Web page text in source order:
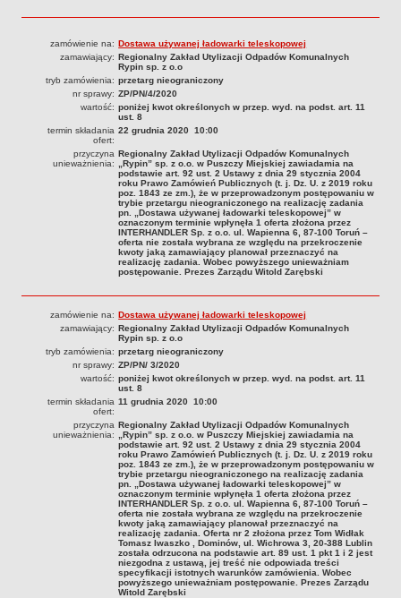
KOMUNIKATY
Informacje i komunikaty
Plany postępowań o UZP
Platforma zakupowa
Zamówienia publiczne
950 lat
DZIAŁALNOŚĆ SPÓŁKI
Historia Zakładu
Wojewódzki Fundusz Ochrony Środowiska i Gospodarki Wodnej w
Toruniu
Europejski Fundndusz Rozwoju Regionalnego
TRYB ROZPATRYWANIA SPRAW
Sposoby przyjmowania i załatwiania spraw
CENNIK USŁUG
Cennik za przyjęcie i utylizację odpadów
Cennik za transport odpadów
REGULAMINY I WZORY DOKUMENTÓW
Regulamin Spółki
Wzory dokumentów
Informacje dla sygnalistów
HARMONOGRAMY WYWOZU
Gmina Miasta Rypin
zamówienie na: Dostawa używanej ładowarki teleskopowej
zamawiający: Regionalny Zakład Utylizacji Odpadów Komunalnych
Rypin sp. z o.o
tryb zamówienia: przetarg nieograniczony
nr sprawy: ZP/PN/4/2020
wartość: poniżej kwot określonych w przep. wyd. na podst. art. 11
ust. 8
termin składania
ofert:
22 grudnia 2020 10:00
przyczyna
unieważnienia:
Regionalny Zakład Utylizacji Odpadów Komunalnych
„Rypin” sp. z o.o. w Puszczy Miejskiej zawiadamia na
podstawie art. 92 ust. 2 Ustawy z dnia 29 stycznia 2004
roku Prawo Zamówień Publicznych (t. j. Dz. U. z 2019 roku
poz. 1843 ze zm.), że w przeprowadzonym postępowaniu w
trybie przetargu nieograniczonego na realizację zadania
pn. „Dostawa używanej ładowarki teleskopowej” w
oznaczonym terminie wpłynęła 1 oferta złożona przez
INTERHANDLER Sp. z o.o. ul. Wapienna 6, 87-100 Toruń –
oferta nie została wybrana ze względu na przekroczenie
kwoty jaką zamawiający planował przeznaczyć na
realizację zadania. Wobec powyższego unieważniam
postępowanie. Prezes Zarządu Witold Zarębski
zamówienie na: Dostawa używanej ładowarki teleskopowej
zamawiający: Regionalny Zakład Utylizacji Odpadów Komunalnych
Rypin sp. z o.o
tryb zamówienia: przetarg nieograniczony
nr sprawy: ZP/PN/ 3/2020
wartość: poniżej kwot określonych w przep. wyd. na podst. art. 11
ust. 8
termin składania
ofert:
11 grudnia 2020 10:00
przyczyna
unieważnienia:
Regionalny Zakład Utylizacji Odpadów Komunalnych
„Rypin” sp. z o.o. w Puszczy Miejskiej zawiadamia na
podstawie art. 92 ust. 2 Ustawy z dnia 29 stycznia 2004
roku Prawo Zamówień Publicznych (t. j. Dz. U. z 2019 roku
poz. 1843 ze zm.), że w przeprowadzonym postępowaniu w
trybie przetargu nieograniczonego na realizację zadania
pn. „Dostawa używanej ładowarki teleskopowej” w
oznaczonym terminie wpłynęła 1 oferta złożona przez
INTERHANDLER Sp. z o.o. ul. Wapienna 6, 87-100 Toruń –
oferta nie została wybrana ze względu na przekroczenie
kwoty jaką zamawiający planował przeznaczyć na
realizację zadania. Oferta nr 2 złożona przez Tom Widłak
Tomasz Iwaszko , Dominów, ul. Wichrowa 3, 20-388 Lublin
została odrzucona na podstawie art. 89 ust. 1 pkt 1 i 2 jest
niezgodna z ustawą, jej treść nie odpowiada treści
specyfikacji istotnych warunków zamówienia. Wobec
powyższego unieważniam postępowanie. Prezes Zarządu
Witold Zarębski